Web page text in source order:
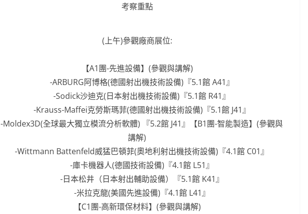
考察重點
(上午)參觀廠商展位:
【A1團-先進設備】(參觀與講解)
-ARBURG阿博格(德國射出機技術設備)『5.1館 A41』
-Sodick沙迪克(日本射出機技術設備)『5.1館 R41』
-Krauss-Maffei克勞斯瑪菲(德國射出機技術設備)『5.1館 J41』
-Moldex3D(全球最大獨立模流分析軟體) 『5.2館 J41』【B1團-智能製造】(參觀與
講解)
-Wittmann Battenfeld威猛巴頓菲(奧地利射出機技術設備)『4.1館 C01』
-庫卡機器人(德國技術設備)『4.1館 L51』
-日本松井（日本射出輔助設備）『5.1館 K41』
-米拉克龍(美國先進設備)『4.1館 L41』
【C1團-高新環保材料】(參觀與講解)